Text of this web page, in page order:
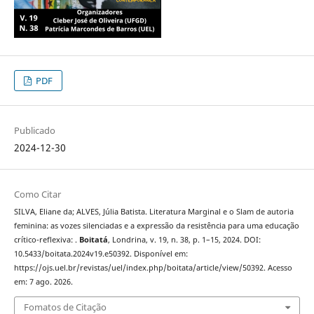
PDF
Publicado
2024-12-30
Como Citar
SILVA, Eliane da; ALVES, Júlia Batista. Literatura Marginal e o Slam de autoria
feminina: as vozes silenciadas e a expressão da resistência para uma educação
crítico-reflexiva: . Boitatá, Londrina, v. 19, n. 38, p. 1–15, 2024. DOI:
10.5433/boitata.2024v19.e50392. Disponível em:
https://ojs.uel.br/revistas/uel/index.php/boitata/article/view/50392. Acesso
em: 7 ago. 2026.
Fomatos de Citação